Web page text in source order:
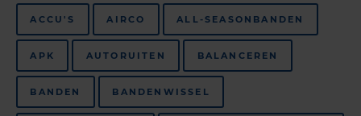
ACCU'S AIRCO ALL-SEASONBANDEN
APK AUTORUITEN BALANCEREN
BANDEN BANDENWISSEL